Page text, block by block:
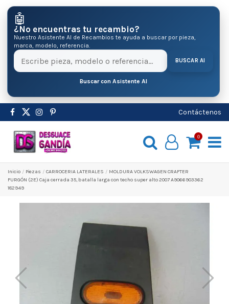
🤖
¿No encuentras tu recambio?
Nuestro Asistente AI de Recambios te ayuda a buscar por pieza,
marca, modelo, referencia.
BUSCAR AI
Buscar con Asistente AI
Contáctenos
0
Inicio Pіezas CARROCERIA LATERALES
MOLDURA VOLKSWAGEN CRAFTER
FURGÓN (2E) Caja cerrada 35, batalla larga con techo super alto 2007 A9066903362
182949